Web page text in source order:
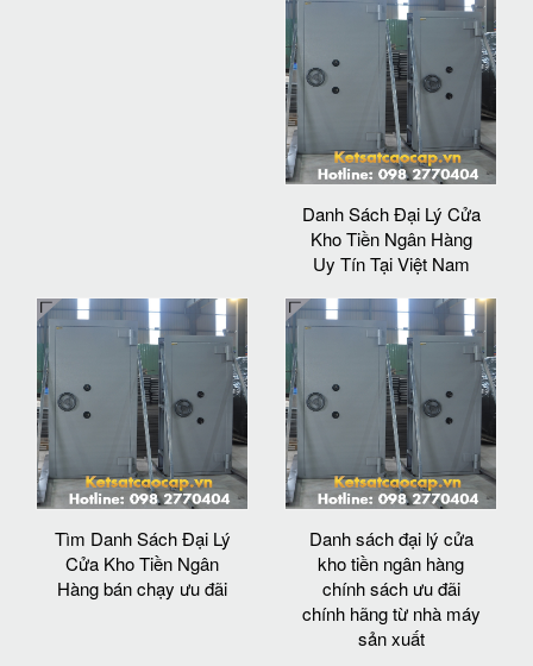
Danh Sách Đại Lý Cửa
Kho Tiền Ngân Hàng
Uy Tín Tại Việt Nam
Tìm Danh Sách Đại Lý
Cửa Kho Tiền Ngân
Hàng bán chạy ưu đãi
Danh sách đại lý cửa
kho tiền ngân hàng
chính sách ưu đãi
chính hãng từ nhà máy
sản xuất